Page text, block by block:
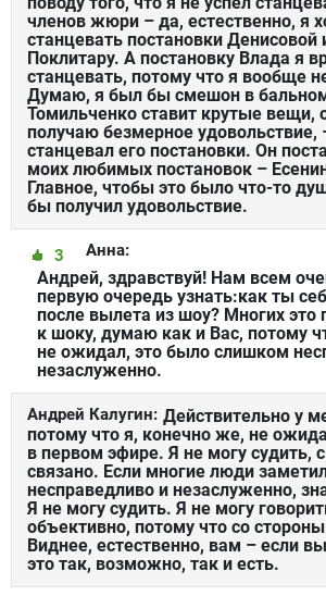
членов жюри – да, естественно, я
станцевать постановки Денисовой
Поклитару. А постановку Влада я
станцевать, потому что я вообще
Думаю, я был бы смешон в бальном
Томильченко ставит крутые вещи,
получаю безмерное
станцевал его постановки. Он
моих любимых постановок –
Главное, чтобы это было что-то
бы получил удовольствие.
Анна:
3
Андрей, здравствуй! Нам всем
первую очередь узнать:как ты
после вылета из шоу? Многих это
к шоку, думаю как и Вас, потому
не ожидал, это было слишком
незаслуженно.
Андрей Калугин: Действительно у
потому что я, конечно же, не
в первом эфире. Я не могу судить,
связано. Если многие люди
несправедливо и незаслуженно,
Я не могу судить. Я не могу
объективно, потому что со
Виднее, естественно, вам – если
это так, возможно, так и есть.